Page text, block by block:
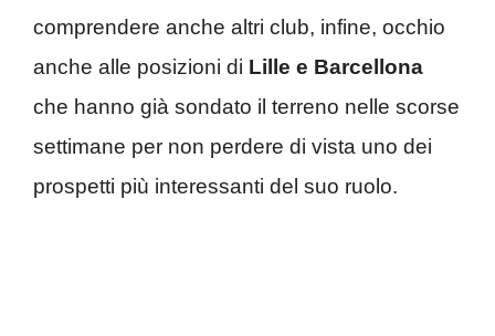
comprendere anche altri club, infine, occhio
anche alle posizioni di Lille e Barcellona
che hanno già sondato il terreno nelle scorse
settimane per non perdere di vista uno dei
prospetti più interessanti del suo ruolo.